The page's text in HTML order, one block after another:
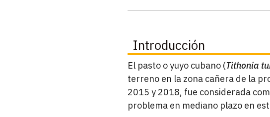
Introducción
El pasto o yuyo cubano (Tithonia
terreno en la zona cañera de la
2015 y 2018, fue considerada
problema en mediano plazo en